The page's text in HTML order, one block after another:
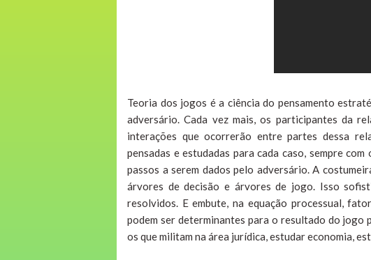
Teoria dos jogos é a ciência do pensamento
adversário. Cada vez mais, os participantes da
interações que ocorrerão entre partes dessa
pensadas e estudadas para cada caso, sempre
passos a serem dados pelo adversário. A
árvores de decisão e árvores de jogo. Isso
resolvidos. E embute, na equação processual,
podem ser determinantes para o resultado do jogo
os que militam na área jurídica, estudar economia,